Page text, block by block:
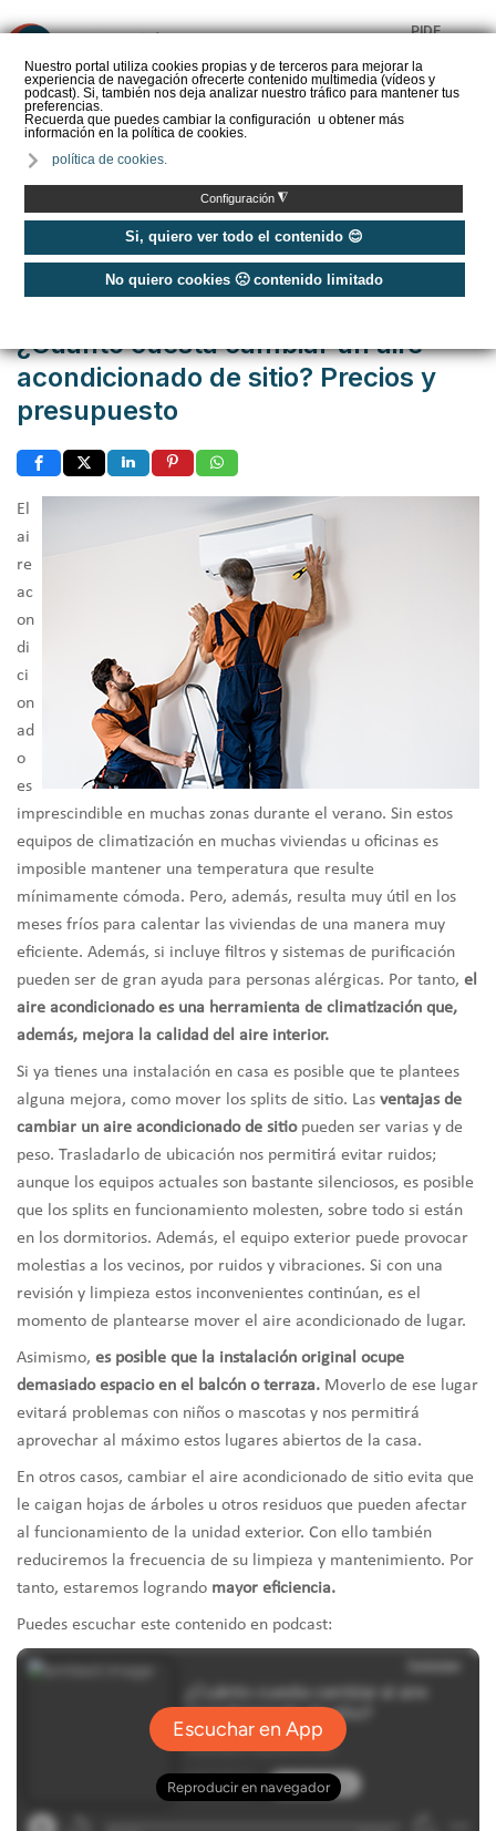
Nuestro portal utiliza cookies propias y de terceros para mejorar la
experiencia de navegación ofrecerte contenido multimedia (vídeos y
podcast). Si, también nos deja analizar nuestro tráfico para mantener tus
preferencias.
Recuerda que puedes cambiar la configuración u obtener más
información en la política de cookies.
política de cookies.
Configuración ◮
Si, quiero ver todo el contenido 😊
No quiero cookies 🙁 contenido limitado
PIDE
CALORYFRIO
Inicio
¿Cuánto cuesta cambiar un aire acondicionado de sitio? Precios y
Publicado: Miércoles, 25 Enero 2023 11:18
¿Cuánto cuesta cambiar un aire
acondicionado de sitio? Precios y
presupuesto
El
ai
re
ac
on
di
ci
on
ad
o
es
imprescindible en muchas zonas durante el verano. Sin estos
equipos de climatización en muchas viviendas u oficinas es
imposible mantener una temperatura que resulte
mínimamente cómoda. Pero, además, resulta muy útil en los
meses fríos para calentar las viviendas de una manera muy
eficiente. Además, si incluye filtros y sistemas de purificación
pueden ser de gran ayuda para personas alérgicas. Por tanto, el
aire acondicionado es una herramienta de climatización que,
además, mejora la calidad del aire interior.
Si ya tienes una instalación en casa es posible que te plantees
alguna mejora, como mover los splits de sitio. Las ventajas de
cambiar un aire acondicionado de sitio pueden ser varias y de
peso. Trasladarlo de ubicación nos permitirá evitar ruidos;
aunque los equipos actuales son bastante silenciosos, es posible
que los splits en funcionamiento molesten, sobre todo si están
en los dormitorios. Además, el equipo exterior puede provocar
molestias a los vecinos, por ruidos y vibraciones. Si con una
revisión y limpieza estos inconvenientes continúan, es el
momento de plantearse mover el aire acondicionado de lugar.
Asimismo, es posible que la instalación original ocupe
demasiado espacio en el balcón o terraza. Moverlo de ese lugar
evitará problemas con niños o mascotas y nos permitirá
aprovechar al máximo estos lugares abiertos de la casa.
En otros casos, cambiar el aire acondicionado de sitio evita que
le caigan hojas de árboles u otros residuos que pueden afectar
al funcionamiento de la unidad exterior. Con ello también
reduciremos la frecuencia de su limpieza y mantenimiento. Por
tanto, estaremos logrando mayor eficiencia.
Puedes escuchar este contenido en podcast: